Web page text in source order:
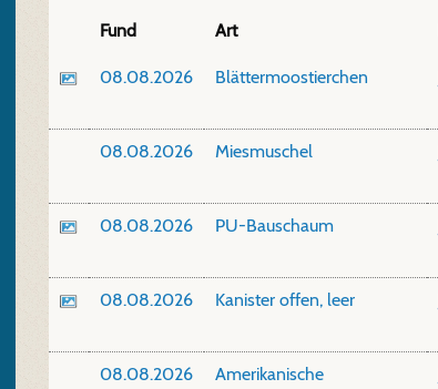
Fund Art
08.08.2026 Blättermoostierchen
08.08.2026 Miesmuschel
08.08.2026 PU-Bauschaum
08.08.2026 Kanister offen, leer
08.08.2026
Amerikanische